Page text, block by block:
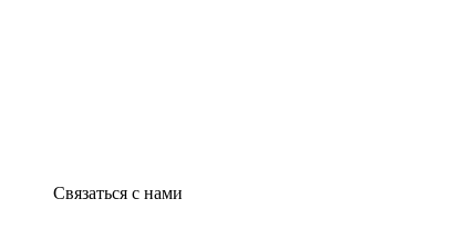
Связаться с нами